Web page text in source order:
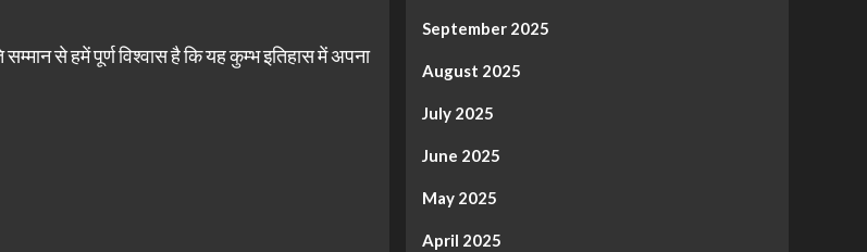
सम्मान से हमें पूर्ण विश्वास है कि यह कुम्भ इतिहास में अपना
September 2025
August 2025
July 2025
June 2025
May 2025
April 2025